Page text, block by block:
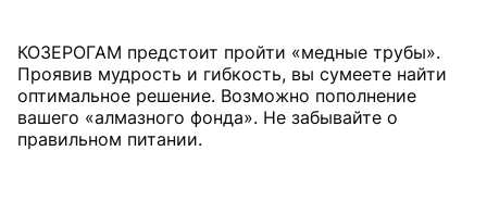
КОЗЕРОГАМ предстоит пройти «медные трубы».
Проявив мудрость и гибкость, вы сумеете найти
оптимальное решение. Возможно пополнение
вашего «алмазного фонда». Не забывайте о
правильном питании.